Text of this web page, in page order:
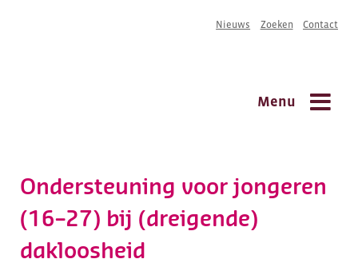
Nieuws Zoeken Contact
Menu
Hoofdnavigatie
Ondersteuning voor jongeren
(16–27) bij (dreigende)
dakloosheid